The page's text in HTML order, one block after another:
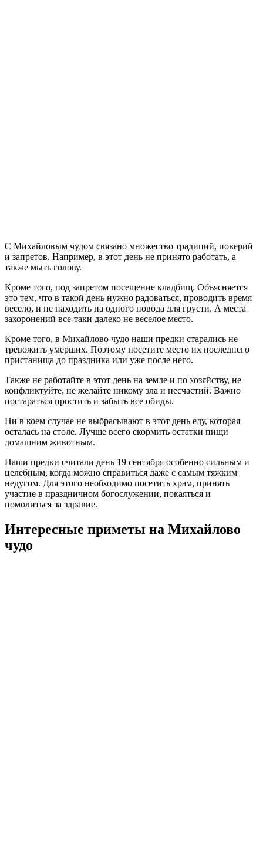
С Михайловым чудом связано множество традиций, поверий
и запретов. Например, в этот день не принято работать, а
также мыть голову.
Кроме того, под запретом посещение кладбищ. Объясняется
это тем, что в такой день нужно радоваться, проводить время
весело, и не находить на одного повода для грусти. А места
захоронений все-таки далеко не веселое место.
Кроме того, в Михайлово чудо наши предки старались не
тревожить умерших. Поэтому посетите место их последнего
пристанища до праздника или уже после него.
Также не работайте в этот день на земле и по хозяйству, не
конфликтуйте, не желайте никому зла и несчастий. Важно
постараться простить и забыть все обиды.
Ни в коем случае не выбрасывают в этот день еду, которая
осталась на столе. Лучше всего скормить остатки пищи
домашним животным.
Наши предки считали день 19 сентября особенно сильным и
целебным, когда можно справиться даже с самым тяжким
недугом. Для этого необходимо посетить храм, принять
участие в праздничном богослужении, покаяться и
помолиться за здравие.
Интересные приметы на Михайлово
чудо